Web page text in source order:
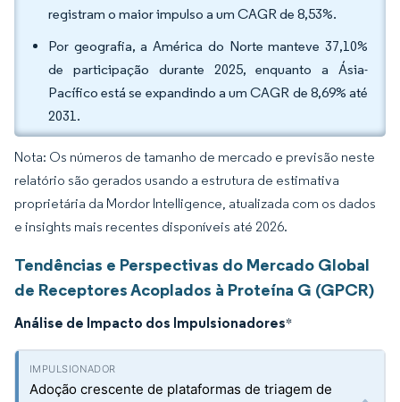
registram o maior impulso a um CAGR de 8,53%.
Por geografia, a América do Norte manteve 37,10%
de participação durante 2025, enquanto a Ásia-
Pacífico está se expandindo a um CAGR de 8,69% até
2031.
Nota: Os números de tamanho de mercado e previsão neste
relatório são gerados usando a estrutura de estimativa
proprietária da Mordor Intelligence, atualizada com os dados
e insights mais recentes disponíveis até 2026.
Tendências e Perspectivas do Mercado Global
de Receptores Acoplados à Proteína G (GPCR)
Análise de Impacto dos Impulsionadores*
Adoção crescente de plataformas de triagem de